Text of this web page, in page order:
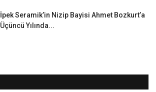
İpek Seramik’in Nizip Bayisi Ahmet Bozkurt’a
Üçüncü Yılında...